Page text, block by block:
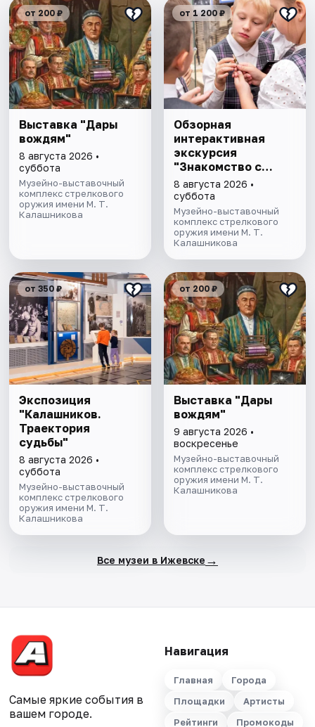
от 200 ₽
Выставка "Дары
вождям"
8 августа 2026 •
суббота
Музейно-выставочный
комплекс стрелкового
оружия имени М. Т.
Калашникова
от 1 200 ₽
Обзорная
интерактивная
экскурсия
"Знакомство с
музеем"
8 августа 2026 •
суббота
Музейно-выставочный
комплекс стрелкового
оружия имени М. Т.
Калашникова
от 350 ₽
Экспозиция
"Калашников.
Траектория
судьбы"
8 августа 2026 •
суббота
Музейно-выставочный
комплекс стрелкового
оружия имени М. Т.
Калашникова
от 200 ₽
Выставка "Дары
вождям"
9 августа 2026 •
воскресенье
Музейно-выставочный
комплекс стрелкового
оружия имени М. Т.
Калашникова
Все музеи в Ижевске →
Самые яркие события в
вашем городе.
Навигация
Главная
Города
Площадки
Артисты
Рейтинги
Промокоды